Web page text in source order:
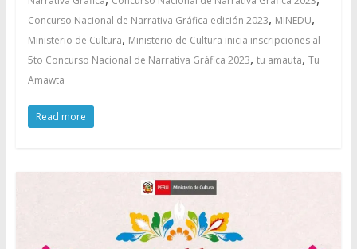
Concurso Nacional de Narrativa Gráfica edición 2023, MINEDU,
Ministerio de Cultura, Ministerio de Cultura inicia inscripciones al
5to Concurso Nacional de Narrativa Gráfica 2023, tu amauta, Tu
Amawta
Read more